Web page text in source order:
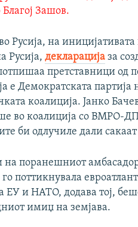
Зашов.
Русија, на
Русија,декларација за
претставници од
е Демократската
коалиција. Јанко
во коалиција со ВМРО-
би одлучиле дали
на поранешниот
поттикнувала
ЕУ и НАТО, додава тој,
имиџ на земјава.